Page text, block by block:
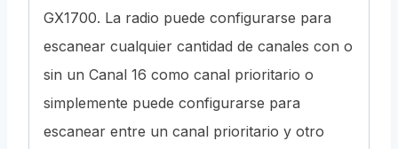
GX1700. La radio puede configurarse para
escanear cualquier cantidad de canales con o
sin un Canal 16 como canal prioritario o
simplemente puede configurarse para
escanear entre un canal prioritario y otro